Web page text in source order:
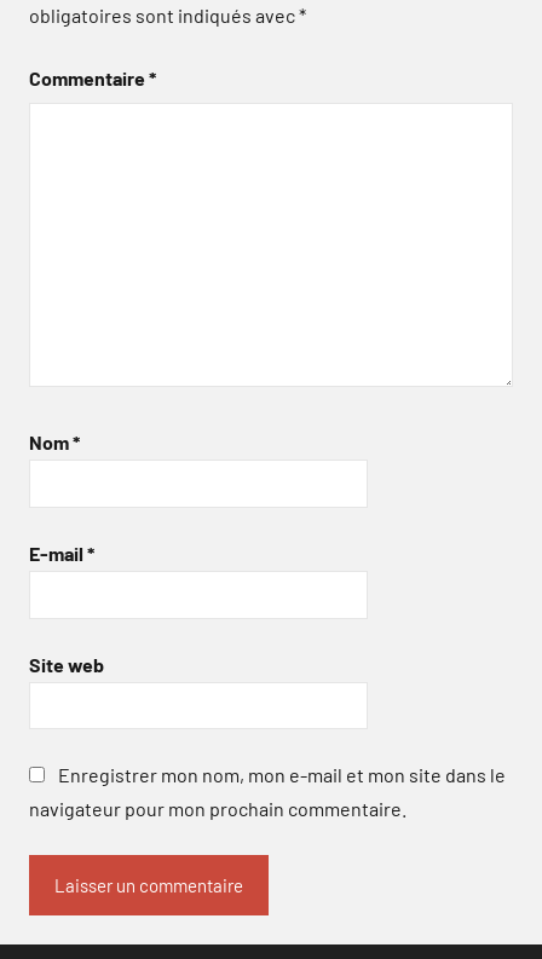
obligatoires sont indiqués avec*
Commentaire*
Nom*
E-mail *
Site web
Enregistrer mon nom, mon e-mail et mon site dans le
navigateur pour mon prochain commentaire.